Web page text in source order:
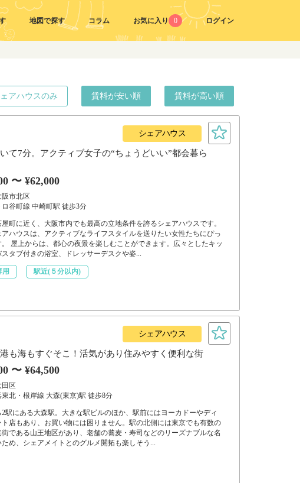
地図で探す コラム お気に入り 0 ログイン
アハウスのみ 賃料が安い順 賃料が高い順
シェアハウス
て7分。アクティブ女子の“ちょうどいい”都会暮ら
〜 ¥62,000
阪市北区
ロ谷町線 中崎町駅 徒歩3分
町に近く、大阪市内でも最高の立地条件を誇るシェアハウスです。
アハウスは、アクティブなライフスタイルを送りたい女性たちにぴっ
屋上からは、都心の夜景を楽しむことができます。広々としたキッ
タブ付きの浴室、ドレッサーデスクや姿...
用 駅近(５分以内)
シェアハウス
も海もすぐそこ！活気があり住みやすく便利な街
〜 ¥64,500
区
東北・根岸線 大森(東京)駅 徒歩8分
駅にある大森駅。大きな駅ビルのほか、駅前にはヨーカドーやディ
ト店もあり、お買い物には困りません。駅の北側には東京でも有数の
である山王地区があり、老舗の蕎麦・寿司などのリーズナブルな名
ため、シェアメイトとのグルメ開拓も楽しそう...